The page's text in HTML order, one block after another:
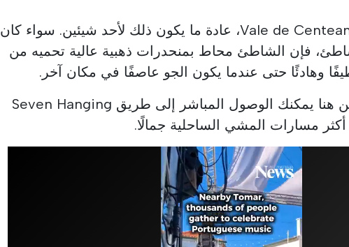
عندما نذهب إلى Vale de Centeanes، عادة ما يكون ذلك لأحد شيئين. سواء كان
فإن الشاطئ محاط بمنحدرات ذهبية عالية تحميه من
وهادئًا حتى عندما يكون الجو عاصفًا في مكان آخر.
أو نأتي للتنزه، لأنه من هنا يمكنك الوصول المباشر إلى طريق Seven Hanging